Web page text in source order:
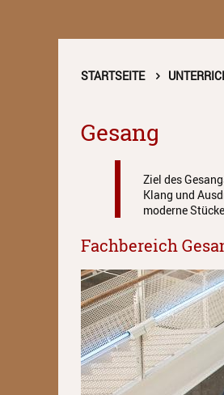
STARTSEITE
Gesang
Ziel des
Klang und
moderne
Fachbereich